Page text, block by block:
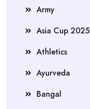
Army
Asia Cup 2025
Athletics
Ayurveda
Bangal